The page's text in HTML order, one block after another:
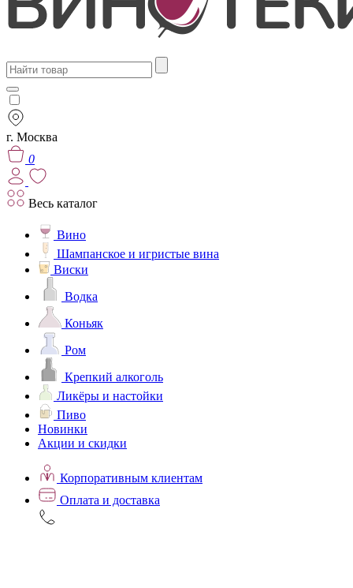
г. Москва
0
Весь каталог
Вино
Шампанское и игристые вина
Виски
Водка
Коньяк
Ром
Крепкий алкоголь
Ликёры и настойки
Пиво
Новинки
Акции и скидки
Корпоративным клиентам
Оплата и доставка